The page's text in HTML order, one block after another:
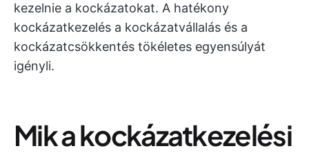
kezelnie a kockázatokat. A hatékony
kockázatkezelés a kockázatvállalás és a
kockázatcsökkentés tökéletes egyensúlyát
igényli.
Mik a kockázatkezelési